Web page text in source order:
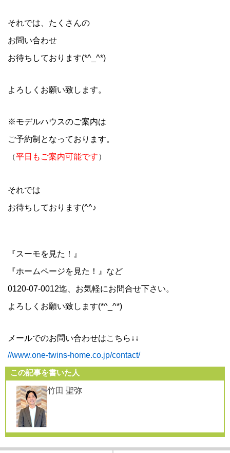
それでは、たくさんの
お問い合わせ
お待ちしております(*^_^*)
よろしくお願い致します。
※モデルハウスのご案内は
ご予約制となっております。
（平日もご案内可能です）
それでは
お待ちしております(^^♪
『スーモを見た！』
『ホームページを見た！』など
0120-07-0012迄、お気軽にお問合せ下さい。
よろしくお願い致します(*^_^*)
メールでのお問い合わせはこちら↓↓
//www.one-twins-home.co.jp/contact/
この記事を書いた人
竹田 聖弥